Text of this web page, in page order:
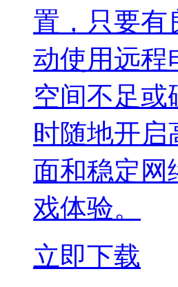
置，只要有
动使用远程
空间不足或
时随地开启
面和稳定网
戏体验。
立即下载